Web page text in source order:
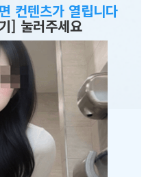
컨텐츠가 열립니다
] 눌러주세요